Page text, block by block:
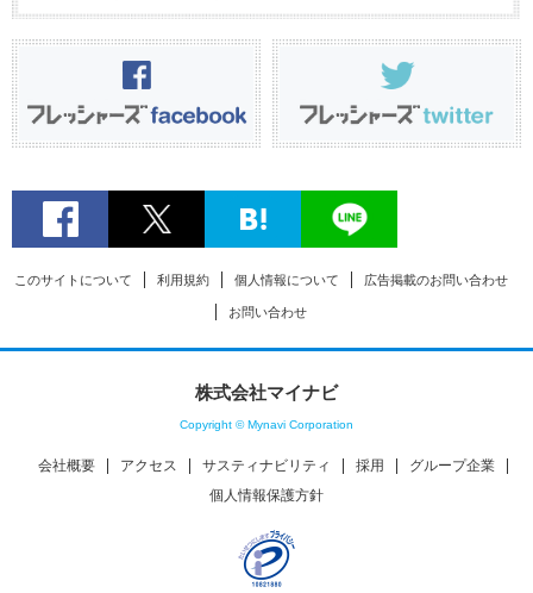
このサイトについて 利用規約 個人情報について 広告掲載のお問い合わせ
お問い合わせ
株式会社マイナビ
Copyright © Mynavi Corporation
会社概要 アクセス サスティナビリティ 採用
グループ企業
個人情報保護方針